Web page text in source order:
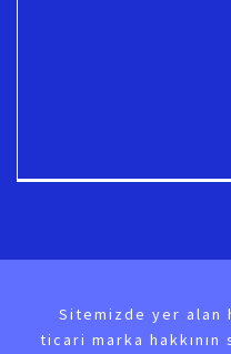
Sitemizde yer alan
ticari marka